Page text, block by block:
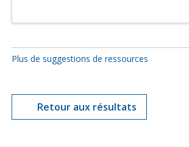
Plus de suggestions de ressources
Retour aux résultats